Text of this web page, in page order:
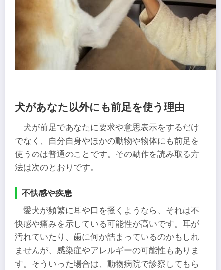
犬があなた以外にも前足を使う理由
犬が前足であなたに要求や意思表示をするだけ
でなく、自分自身やほかの動物や物体にも前足を
使うのは普通のことです。その動作を読み取る方
法は次のとおりです。
不快感や疾患
愛犬が頻繁に耳や口を掻くようなら、それは不
快感や痛みを示している可能性が高いです。耳が
汚れていたり、歯に何か詰まっているのかもしれ
ませんが、感染症やアレルギーの可能性もありま
す。そういった場合は、動物病院で診察してもら